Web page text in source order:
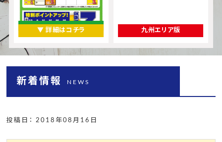
▼ 詳細はコチラ 九州エリア版
新着情報 NEWS
投稿日： 2018年08月16日